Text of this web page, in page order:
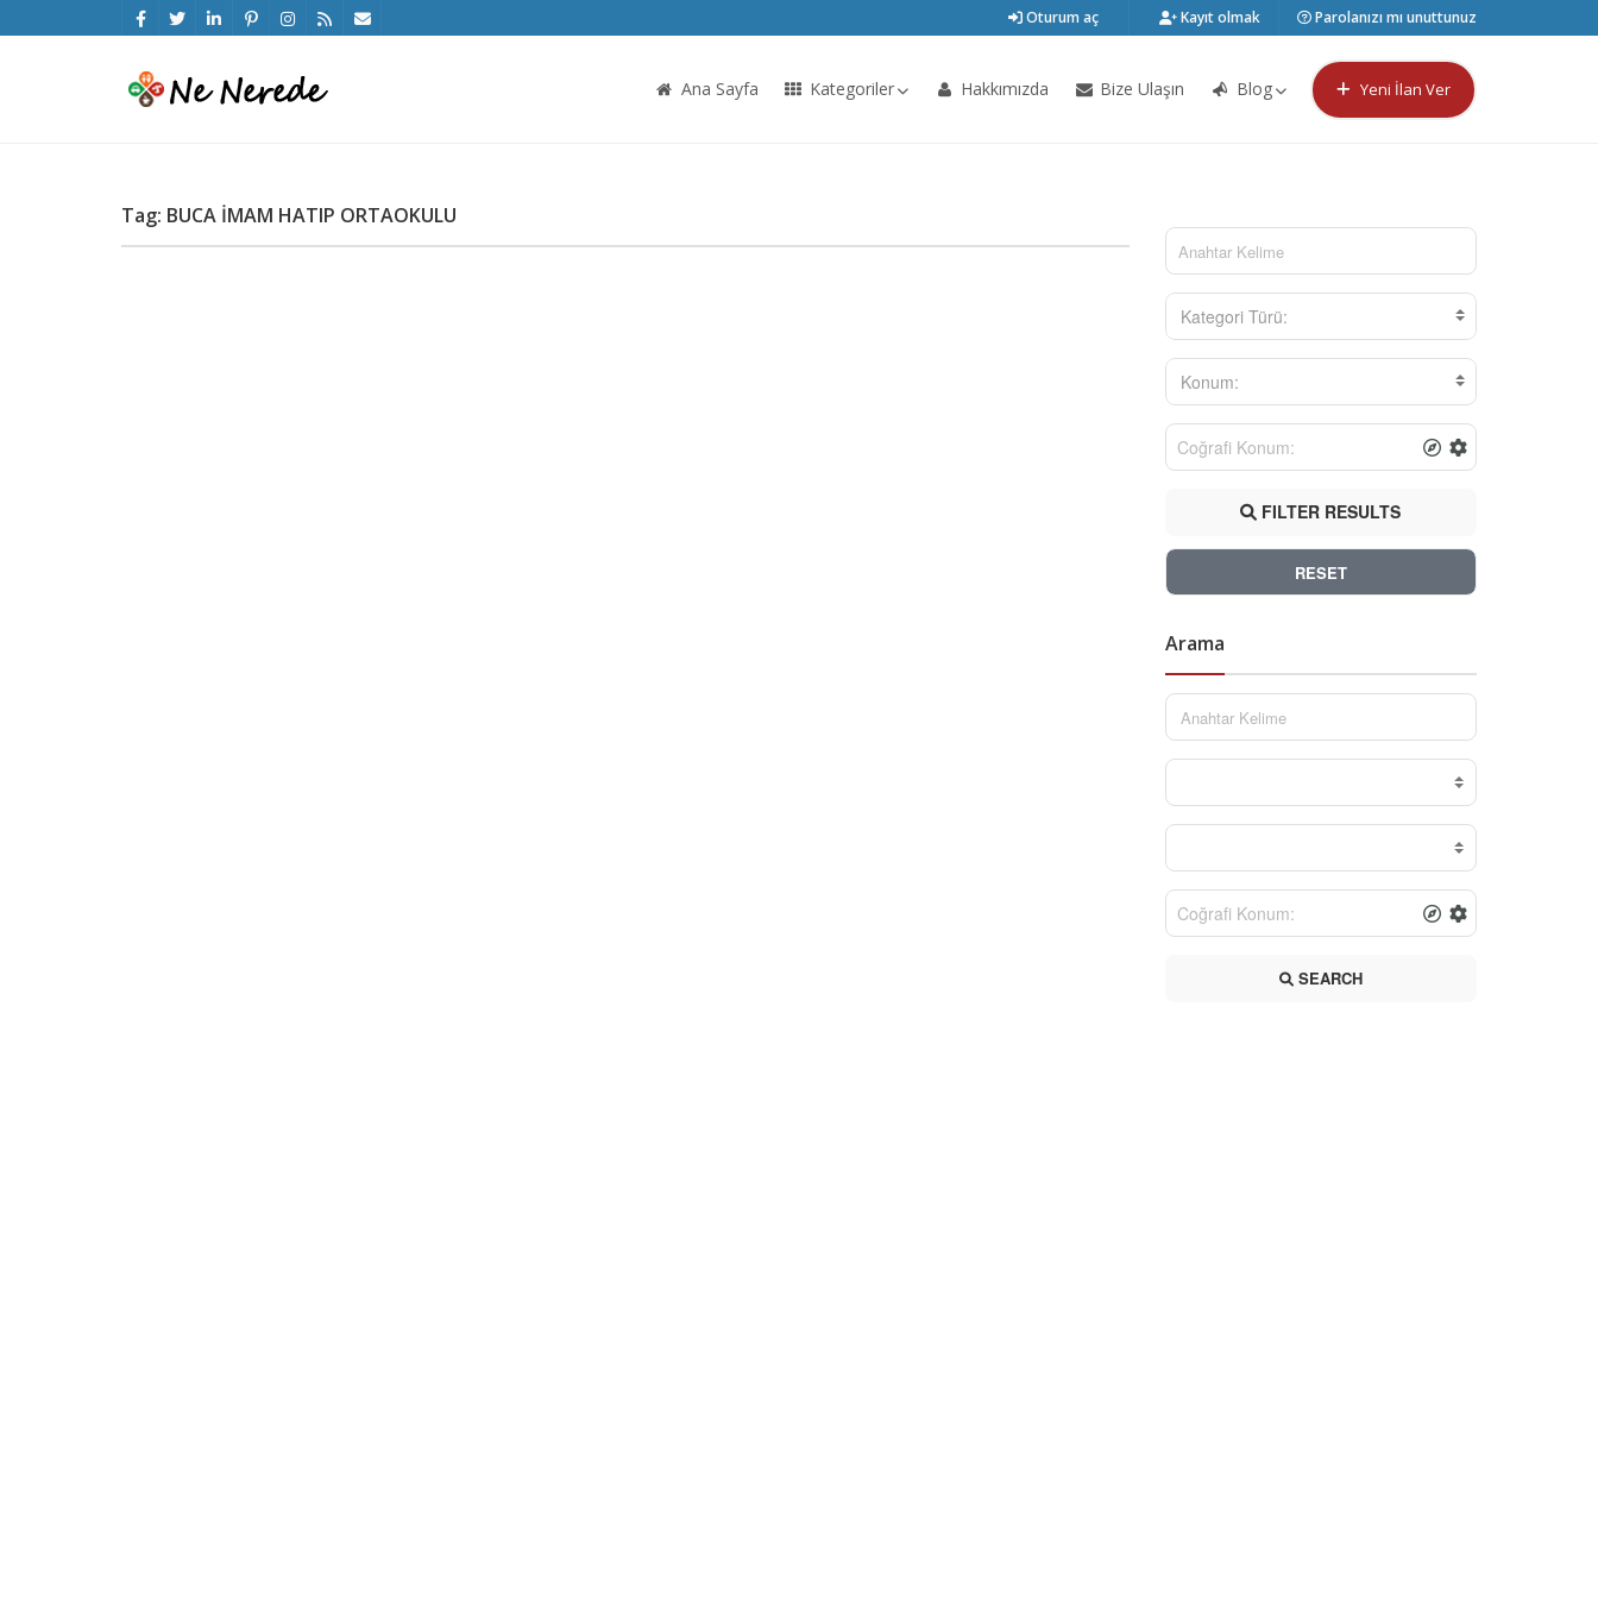
Oturum aç Kayıt olmak Parolanızı mı unuttunuz
Ana Sayfa Kategoriler Hakkımızda Bize Ulaşın Blog Yeni İlan Ver
Tag: BUCA İMAM HATIP ORTAOKULU
Kategori Türü:
Konum:
FILTER RESULTS
RESET
Arama
SEARCH